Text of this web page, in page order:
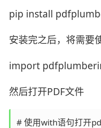
pip install
安装完之后，将需要
import
然后打开PDF文件
# 使用with语句打开